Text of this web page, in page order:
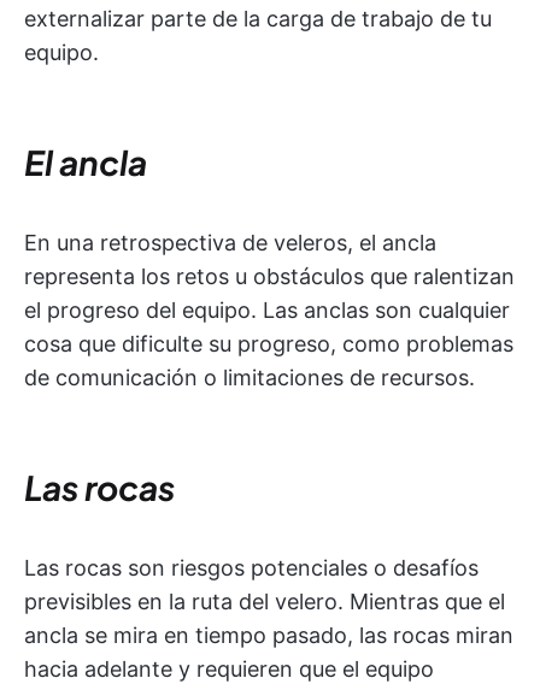
externalizar parte de la carga de trabajo de tu
equipo.
El ancla
En una retrospectiva de veleros, el ancla
representa los retos u obstáculos que ralentizan
el progreso del equipo. Las anclas son cualquier
cosa que dificulte su progreso, como problemas
de comunicación o limitaciones de recursos.
Las rocas
Las rocas son riesgos potenciales o desafíos
previsibles en la ruta del velero. Mientras que el
ancla se mira en tiempo pasado, las rocas miran
hacia adelante y requieren que el equipo